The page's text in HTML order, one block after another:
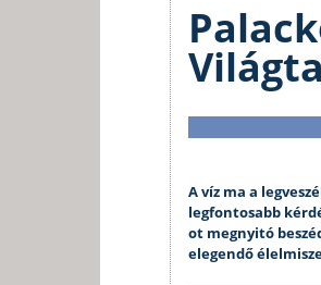
A víz ma a
legfontosabb
ot megnyitó
elegendő